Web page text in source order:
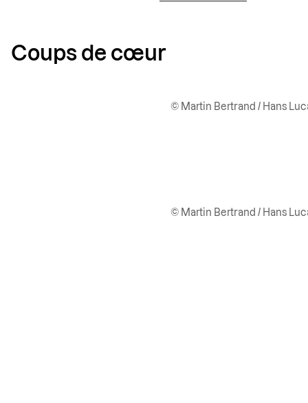
Coups de cœur
© Martin Bertrand / Hans
© Martin Bertrand / Hans